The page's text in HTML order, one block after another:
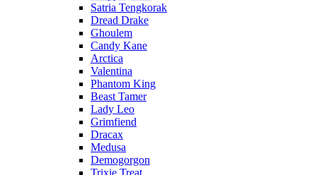
Satria Tengkorak
Dread Drake
Ghoulem
Candy Kane
Arctica
Valentina
Phantom King
Beast Tamer
Lady Leo
Grimfiend
Dracax
Medusa
Demogorgon